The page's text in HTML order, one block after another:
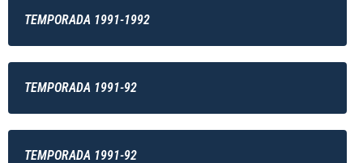
TEMPORADA 1991-1992
TEMPORADA 1991-92
TEMPORADA 1991-92